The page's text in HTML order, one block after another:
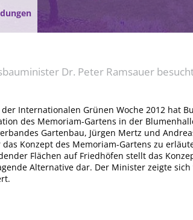
Dr. Peter Ramsauer
der Internationalen Grünen Woche 2012 hat
des Memoriam-Gartens in der
Gartenbau, Jürgen Mertz und
Konzept des Memoriam-Gartens zu
Flächen auf Friedhöfen stellt das
Alternative dar. Der Minister zeigte